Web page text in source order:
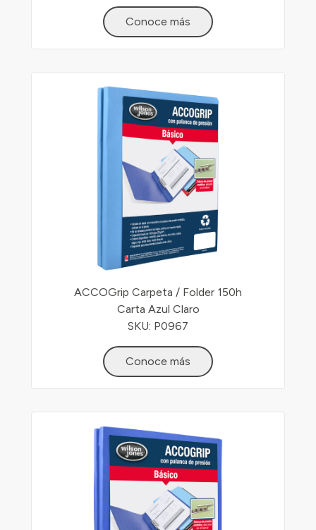
Conoce más
ACCOGrip Carpeta / Folder 150h
Carta Azul Claro
SKU: P0967
Conoce más